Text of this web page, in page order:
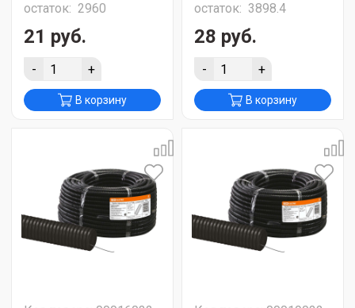
остаток: 2960
21 руб.
- +
В корзину
остаток: 3898.4
28 руб.
- +
В корзину